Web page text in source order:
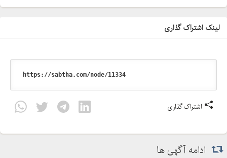
لینک اشتراک گذاری
اشتراک گذاری
ادامه آگهی ها